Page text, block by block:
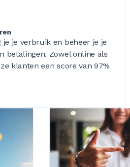
je verbruik en beheer je je
betalingen. Zowel online als
klanten een score van 97%